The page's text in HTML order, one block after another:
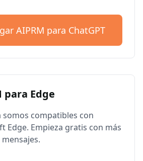
AIPRM para ChatGPT
para Edge
somos compatibles con
Edge. Empieza gratis con más
mensajes.